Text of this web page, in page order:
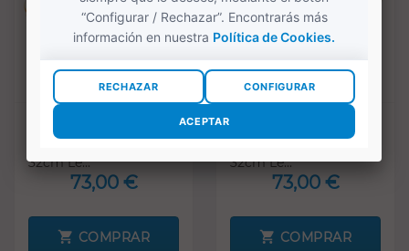
Heritage volcanico
32cm Le...
73,00 €
COMPRAR
Heritage merengue
32cm Le...
73,00 €
COMPRAR